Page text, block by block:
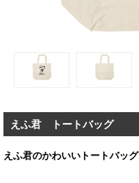
えふ君 トートバッグ
えふ君のかわいいトートバッグ